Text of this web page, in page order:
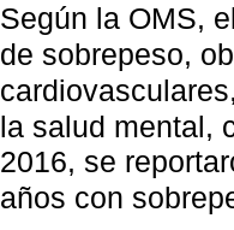
Según la OMS,
de sobrepeso,
la salud mental,
2016, se
años con